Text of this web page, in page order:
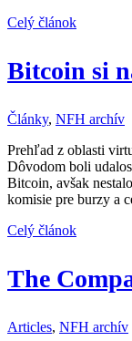
Celý článok
Bitcoin si
Články, NFH archív
Prehľad z oblasti
Dôvodom boli
Bitcoin, avšak
komisie pre burzy a
Celý článok
The
Articles, NFH archív